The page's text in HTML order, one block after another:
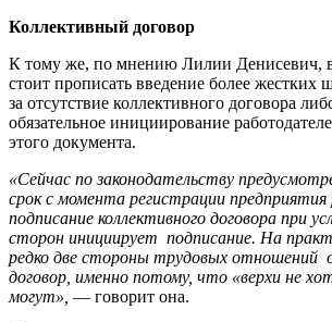
Коллективный договор
К тому же, по мнению Лилии Денисевич, в
стоит прописать введение более жестких
за отсутствие коллективного договора
обязательное инициирование
этого документа.
«Сейчас по законодательству
срок с момента регистрации предприятия
подписание коллективного договора при
сторон инициирует подписание. На
редко две стороны трудовых отношений
договор, именно потому, что «верхи не
могут», — говорит она.